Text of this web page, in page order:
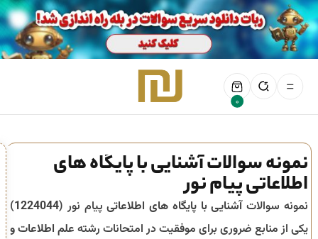
0
نمونه سوالات آشنایی با پایگاه های
اطلاعاتی پیام نور
نمونه سوالاتآشنایی با پایگاه های اطلاعاتیپیام نور (1224044
)
یکی از منابع ضروری برای موفقیت در امتحانات رشته علم اطلاعات و